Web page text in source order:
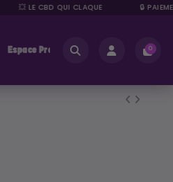
💥 LE CBD QUI CLAQUE 🔒
Espace Pros 0